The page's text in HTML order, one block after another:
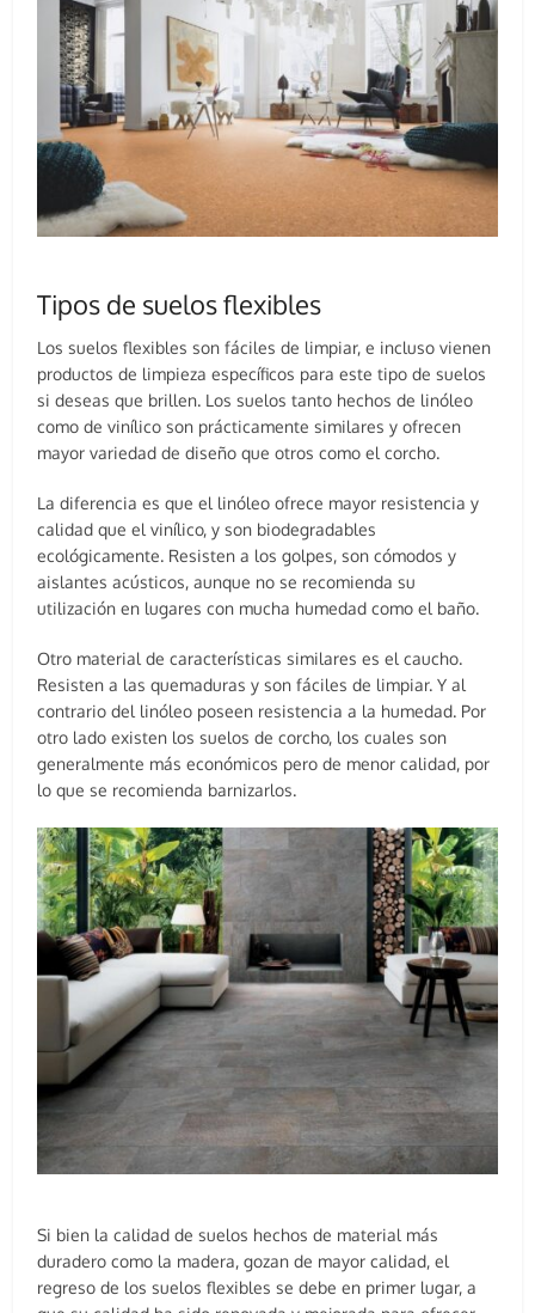
Tipos de suelos flexibles
Los suelos flexibles son fáciles de limpiar, e incluso vienen
productos de limpieza específicos para este tipo de suelos
si deseas que brillen. Los suelos tanto hechos de linóleo
como de vinílico son prácticamente similares y ofrecen
mayor variedad de diseño que otros como el corcho.
La diferencia es que el linóleo ofrece mayor resistencia y
calidad que el vinílico, y son biodegradables
ecológicamente. Resisten a los golpes, son cómodos y
aislantes acústicos, aunque no se recomienda su
utilización en lugares con mucha humedad como el baño.
Otro material de características similares es el caucho.
Resisten a las quemaduras y son fáciles de limpiar. Y al
contrario del linóleo poseen resistencia a la humedad. Por
otro lado existen los suelos de corcho, los cuales son
generalmente más económicos pero de menor calidad, por
lo que se recomienda barnizarlos.
Si bien la calidad de suelos hechos de material más
duradero como la madera, gozan de mayor calidad, el
regreso de los suelos flexibles se debe en primer lugar, a